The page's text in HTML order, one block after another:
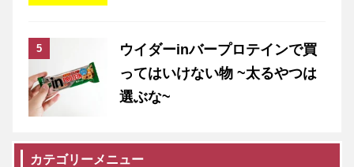
ウイダーinバープロテインで買
ってはいけない物 ~太るやつは
選ぶな~
カテゴリーメニュー